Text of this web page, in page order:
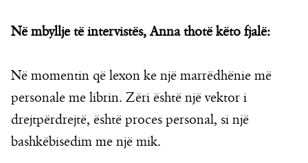
Në mbyllje të intervistës, Anna thotë këto fjalë:
Në momentin që lexon ke një marrëdhënie më
personale me librin. Zëri është një vektor i
drejtpërdrejtë, është proces personal, si një
bashkëbisedim me një mik.